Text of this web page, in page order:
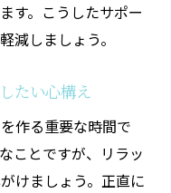
す。こうしたサポー
減しましょう。
たい心構え
作る重要な時間で
ことですが、リラッ
けましょう。正直に